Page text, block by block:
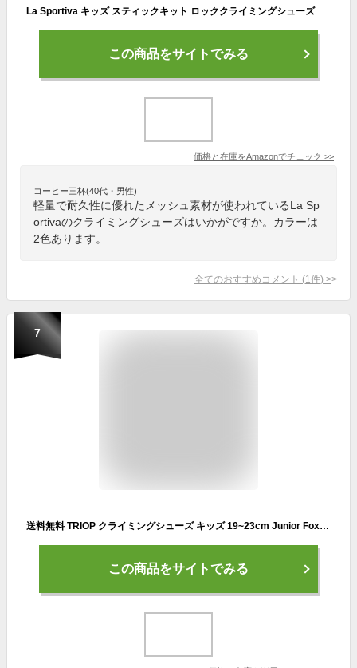
La Sportiva キッズ スティックキット ロッククライミングシューズ
この商品をサイトでみる
価格と在庫をAmazonでチェック >>
コーヒー三杯(40代・男性)
軽量で耐久性に優れたメッシュ素材が使われているLa Sp
ortivaのクライミングシューズはいかがですか。カラーは
2色あります。
全てのおすすめコメント (1 件) >
7
送料無料 TRIOP クライミングシューズ キッズ 19~23cm Junior Fox ボルダリング 正規品
この商品をサイトでみる